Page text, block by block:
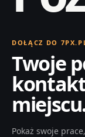
DOŁĄCZ DO
Twoje
Pokaż swoje